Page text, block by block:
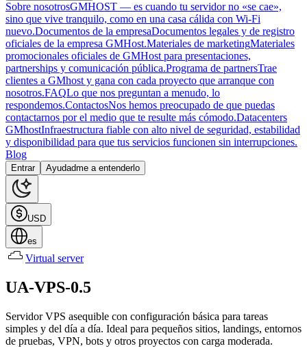
Sobre nosotrosGMHOST — es cuando tu servidor no «se cae»,
sino que vive tranquilo, como en una casa cálida con Wi-Fi
nuevo.Documentos de la empresaDocumentos legales y de registro
oficiales de la empresa GMHost.Materiales de marketingMateriales
promocionales oficiales de GMHost para presentaciones,
partnerships y comunicación pública.Programa de partnersTrae
clientes a GMhost y gana con cada proyecto que arranque con
nosotros.FAQLo que nos preguntan a menudo, lo
respondemos.ContactosNos hemos preocupado de que puedas
contactarnos por el medio que te resulte más cómodo.Datacenters
GMhostInfraestructura fiable con alto nivel de seguridad, estabilidad
y disponibilidad para que tus servicios funcionen sin interrupciones.
Blog
Entrar Ayudadme a entenderlo
USD
es
Virtual server
UA-VPS-0.5
Servidor VPS asequible con configuración básica para tareas
simples y del día a día. Ideal para pequeños sitios, landings, entornos
de pruebas, VPN, bots y otros proyectos con carga moderada.